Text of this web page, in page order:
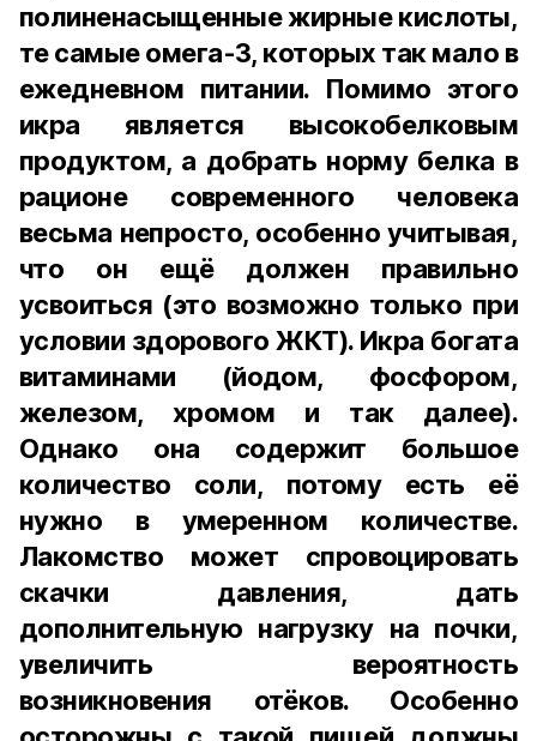
полиненасыщенные жирные кислоты,
те самые омега-3, которых так мало в
ежедневном питании. Помимо этого
икра является высокобелковым
продуктом, а добрать норму белка в
рационе современного человека
весьма непросто, особенно учитывая,
что он ещё должен правильно
усвоиться (это возможно только при
условии здорового ЖКТ). Икра богата
витаминами (йодом, фосфором,
железом, хромом и так далее).
Однако она содержит большое
количество соли, потому есть её
нужно в умеренном количестве.
Лакомство может спровоцировать
скачки давления, дать
дополнительную нагрузку на почки,
увеличить вероятность
возникновения отёков. Особенно